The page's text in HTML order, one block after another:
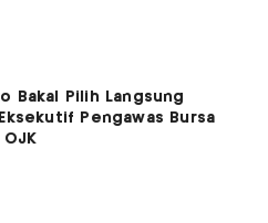
Bakal Pilih Langsung
Pengawas Bursa
OJK